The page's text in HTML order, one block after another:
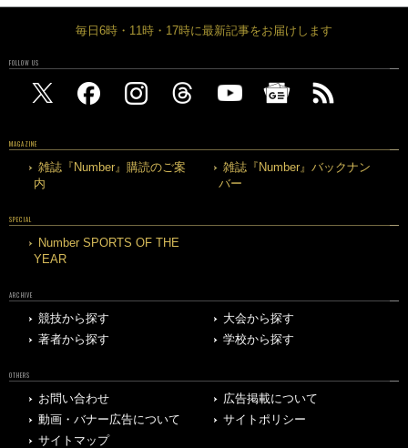
毎日6時・11時・17時に最新記事をお届けします
FOLLOW US
MAGAZINE
雑誌『Number』購読のご案
内
雑誌『Number』バックナン
バー
SPECIAL
Number SPORTS OF THE
YEAR
ARCHIVE
競技から探す
大会から探す
著者から探す
学校から探す
OTHERS
お問い合わせ
広告掲載について
動画・バナー広告について
サイトポリシー
サイトマップ